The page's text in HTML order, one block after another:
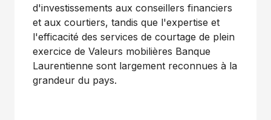
d'investissements aux conseillers financiers
et aux courtiers, tandis que l'expertise et
l'efficacité des services de courtage de plein
exercice de Valeurs mobilières Banque
Laurentienne sont largement reconnues à la
grandeur du pays.